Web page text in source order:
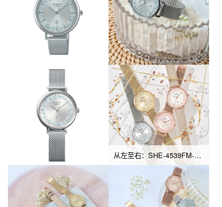
从左至右：SHE-4539FM-7A、SHE-4539FGM-9A、SHE-4539FPM-4A、SHE-4539FPL-7A